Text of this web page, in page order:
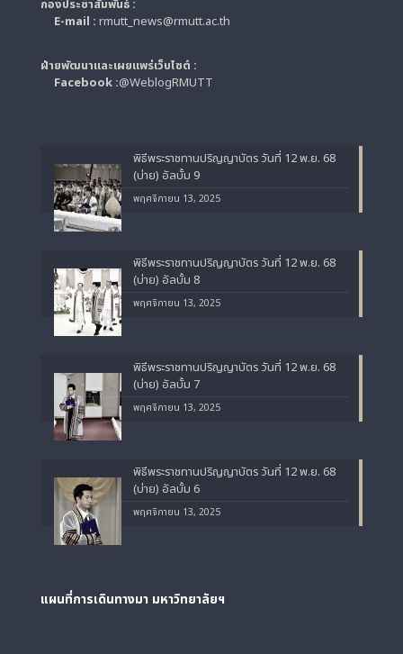
กองประชาสัมพันธ์ :
E-mail : rmutt_news@rmutt.ac.th
ฝ่ายพัฒนาและเผยแพร่เว็บไซต์ :
Facebook :@WeblogRMUTT
พิธีพระราชทานปริญญาบัตร วันที่ 12 พ.ย. 68
(บ่าย) อัลบั้ม 9
พฤศจิกายน 13, 2025
พิธีพระราชทานปริญญาบัตร วันที่ 12 พ.ย. 68
(บ่าย) อัลบั้ม 8
พฤศจิกายน 13, 2025
พิธีพระราชทานปริญญาบัตร วันที่ 12 พ.ย. 68
(บ่าย) อัลบั้ม 7
พฤศจิกายน 13, 2025
พิธีพระราชทานปริญญาบัตร วันที่ 12 พ.ย. 68
(บ่าย) อัลบั้ม 6
พฤศจิกายน 13, 2025
แผนที่การเดินทางมา มหาวิทยาลัยฯ